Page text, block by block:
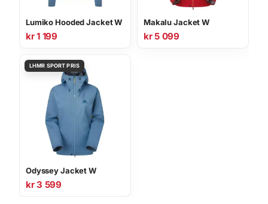
Lumiko Hooded Jacket W
kr1 199
Makalu Jacket W
kr5 099
Odyssey Jacket W
kr3 599